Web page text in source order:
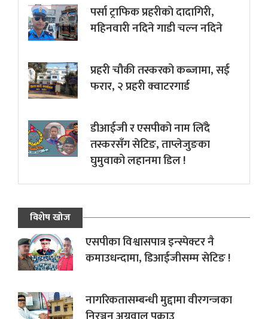
पर्सा ट्राफिक प्रहरीकाे दादागिरी,
महिनवारी नदिने गाडी चल्न नदिने
प्रहरी चौकी तस्करको कब्जामा, सई
फरार, २ प्रहरी क्वाटरगार्ड
डीआईजी र एसपीको नाम लिँदै
तस्करसँग सेटिङ, ताप्लेजुङका
घुमुवाको लहानमा डिल !
विशेष खोज
एसपीका विश्वासपात्र इन्स्पेक्टर नै
कमाउधन्दामा, डिआईजीसम्म सेटिङ !
नागरिकतासम्बन्धी मुद्दामा वीरगन्जका